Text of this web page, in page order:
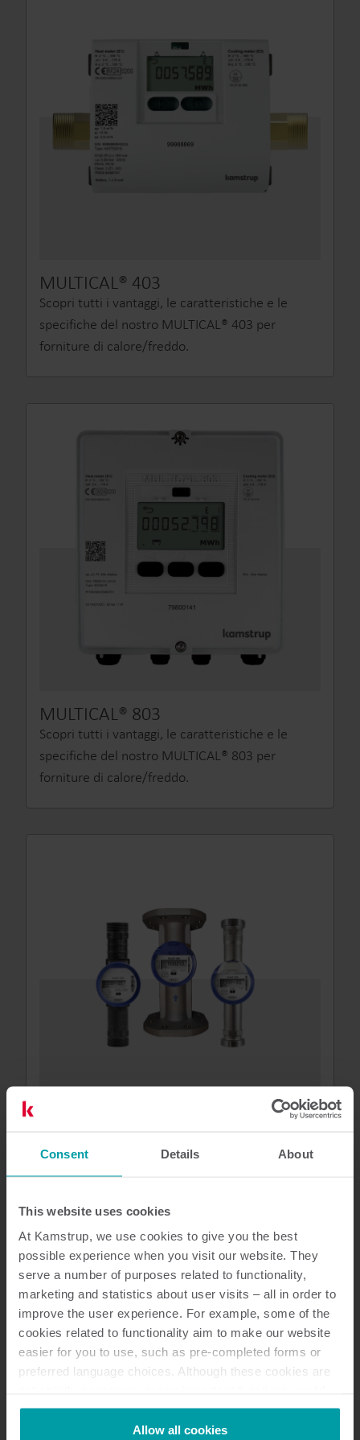
Consent Details About
This website uses cookies
At Kamstrup, we use cookies to give you the best
possible experience when you visit our website. They
serve a number of purposes related to functionality,
marketing and statistics about user visits – all in order to
improve the user experience. For example, some of the
cookies related to functionality aim to make our website
easier for you to use, such as pre-completed forms or
preferred language choices. Although these cookies are
not be available without them.
Kamstrup makes use of third-party cookies. A third-party
Allow all cookies
MULTICAL® 403
Scopri tutti i vantaggi, le caratteristiche e le
specifiche del nostro MULTICAL® 403 per
forniture di calore/freddo.
MULTICAL® 803
Scopri tutti i vantaggi, le caratteristiche e le
specifiche del nostro MULTICAL® 803 per
forniture di calore/freddo.
flowIQ® 3200
idriche.